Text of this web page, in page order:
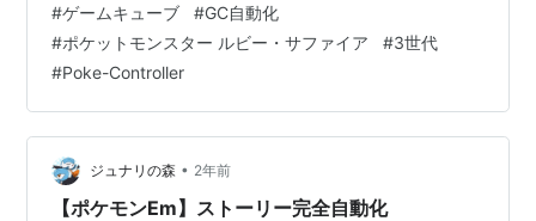
が終わるより先にプログラムが完成したので公開しま
す。よかったら使ってください。 ※2024/5/8追記
ver1.0.1に更新しました。 ※2024/8/6追記 ver1.1.0に更新
しました。 ※2024/8/22追記 ver1.1.1に更新しま…
#ゲームキューブ #GC自動化
#ポケットモンスター ルビー・サファイア #3世代
#Poke-Controller
ジュナリの森 • 2年前
【ポケモンEm】ストーリー完全自動化